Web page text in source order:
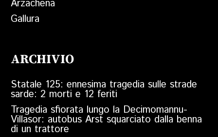
Arzachena
Gallura
ARCHIVIO
Statale 125: ennesima tragedia sulle strade
sarde: 2 morti e 12 feriti
Tragedia sfiorata lungo la Decimomannu-
Villasor: autobus Arst squarciato dalla benna
di un trattore